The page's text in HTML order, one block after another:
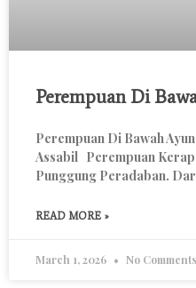
Perempuan Di
Perempuan Di Bawah
Assabil Perempuan
Punggung Peradaban.
READ MORE »
March 1, 2026 No Comments